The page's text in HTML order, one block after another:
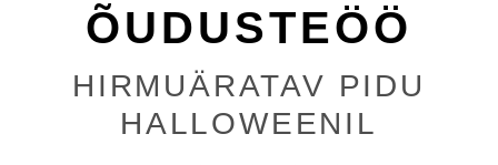
ÕUDUSTEÖÖ
HIRMUÄRATAV PIDU
HALLOWEENIL